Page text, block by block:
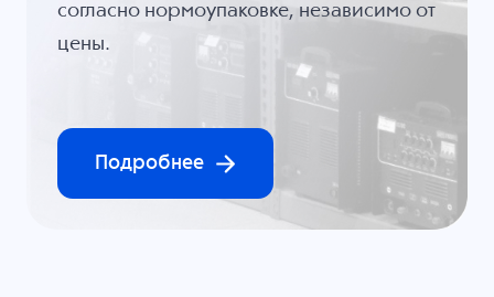
согласно нормоупаковке, независимо от
цены.
Подробнее